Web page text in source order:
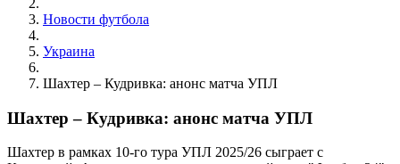
Новости футбола
Украина
Шахтер – Кудривка: анонс матча УПЛ
Шахтер – Кудривка: анонс матча УПЛ
Шахтер в рамках 10-го тура УПЛ 2025/26 сыграет с